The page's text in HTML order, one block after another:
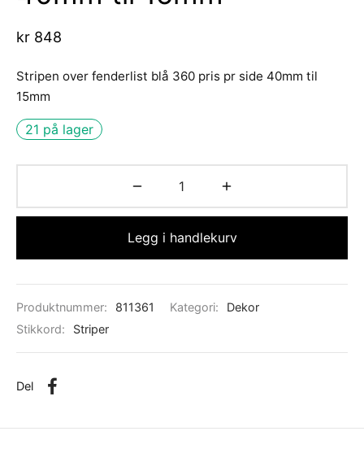
kr 848
Stripen over fenderlist blå 360 pris pr side 40mm til
15mm
21 på lager
Legg i handlekurv
Produktnummer: 811361 Kategori:
Dekor
Stikkord:
Striper
Del
Lydisolasjon
o.l
m.utstyr
og baugpropell m.utstyr